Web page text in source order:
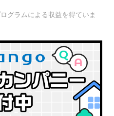
グラムによる収益を得ていま